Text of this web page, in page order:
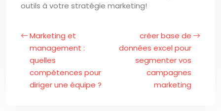
outils à votre stratégie marketing!
Marketing et
management :
quelles
compétences pour
diriger une équipe ?
créer base de
données excel pour
segmenter vos
campagnes
marketing